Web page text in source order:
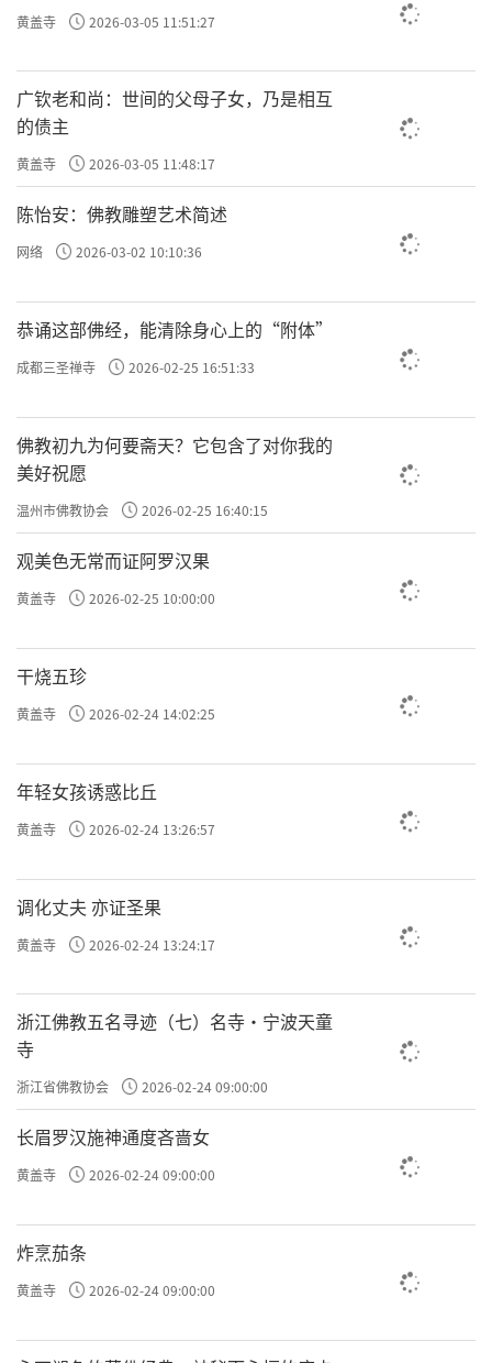
黄盖寺 2026-03-05 11:51:27
广钦老和尚：世间的父母子女，乃是相互
的债主
黄盖寺 2026-03-05 11:48:17
陈怡安：佛教雕塑艺术简述
网络 2026-03-02 10:10:36
恭诵这部佛经，能清除身心上的“附体”
成都三圣禅寺 2026-02-25 16:51:33
佛教初九为何要斋天？它包含了对你我的
美好祝愿
温州市佛教协会 2026-02-25 16:40:15
观美色无常而证阿罗汉果
黄盖寺 2026-02-25 10:00:00
干烧五珍
黄盖寺 2026-02-24 14:02:25
年轻女孩诱惑比丘
黄盖寺 2026-02-24 13:26:57
调化丈夫 亦证圣果
黄盖寺 2026-02-24 13:24:17
浙江佛教五名寻迹（七）名寺·宁波天童
寺
浙江省佛教协会 2026-02-24 09:00:00
长眉罗汉施神通度吝啬女
黄盖寺 2026-02-24 09:00:00
炸烹茄条
黄盖寺 2026-02-24 09:00:00